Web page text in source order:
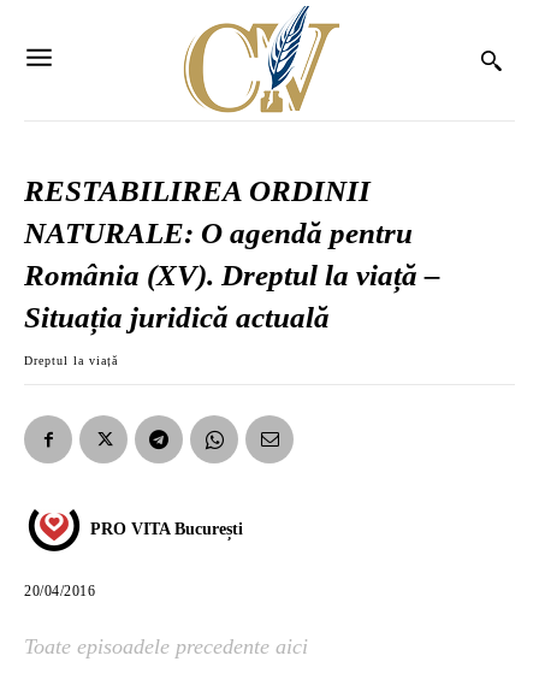
RESTABILIREA ORDINII
NATURALE: O agendă pentru
România (XV). Dreptul la viață –
Situația juridică actuală
Dreptul la viață
PRO VITA București
20/04/2016
Toate episoadele precedente aici